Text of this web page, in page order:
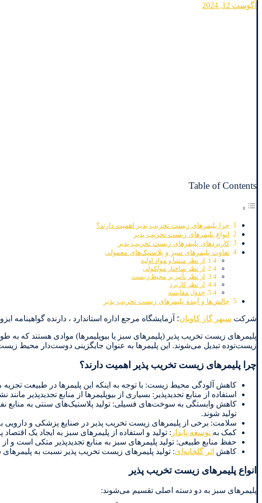
آگوست 12, 2024
Table of Contents
چرا پلیمرهای زیست تخریب پذیر اهمیت دارند؟
انواع پلیمرهای زیست تخریب پذیر
کاربردهای پلیمرهای زیست تخریب پذیر
تفاوت پلیمرهای سبز و پلاستیک‌های معمولی
از نظر منشأ و مواد اولیه
از نظر ساختار مولکولی
از نظر تأثیر بر محیط زیست
از نظر کاربرد
جدول مقایسه
چالش‌ها و آینده پلیمرهای زیست تخریب پذیر
شرکت سپهر گاز کاویان؛ آزمایشگاه مرجع اداره استاندارد ، دارنده گواهینامه ایزو 17025 از مرکز ملی تایید صلاحیت ایران: 02146835980 – 02146837072 – 09022734708
پلیمرهای زیست تخریب پذیر (پلیمرهای سبز یا بیوپلیمرها) موادی هستند که
زیست‌توده تبدیل می‌شوند. این پلیمرها به عنوان جایگزینی دوست‌دار محیط
چرا پلیمرهای زیست تخریب پذیر اهمیت دارند؟
کاهش آلودگی محیط زیست: با توجه به اینکه این پلیمرها در طبیعت
استفاده از منابع تجدیدپذیر: بسیاری از بیوپلیمرها از منابع تجدیدپذیر
کاهش وابستگی به سوخت‌های فسیلی: تولید پلاستیک‌های سنتی به منابع
تولید شوند.
سلامت: برخی از پلیمرهای زیست تخریب پذیر در صنایع پزشکی و دارویی
کمک به توسعه پایدار : تولید و استفاده از پلیمرهای سبز به ایجاد یک
حفظ منابع طبیعی: تولید پلیمرهای سبز به منابع تجدیدپذیر متکی
کاهش اثر گلخانه‌ای: تولید پلیمرهای زیست تخریب پذیر نسبت به
انواع پلیمرهای زیست تخریب پذیر
پلیمرهای سبز به دو دسته اصلی تقسیم می‌شوند: